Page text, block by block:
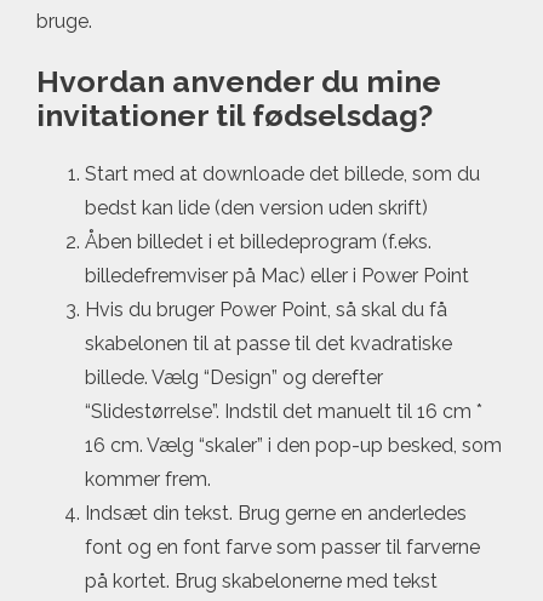
bruge.
Hvordan anvender du mine
invitationer til fødselsdag?
Start med at downloade det billede, som du
bedst kan lide (den version uden skrift)
Åben billedet i et billedeprogram (f.eks.
billedefremviser på Mac) eller i Power Point
Hvis du bruger Power Point, så skal du få
skabelonen til at passe til det kvadratiske
billede. Vælg “Design” og derefter
“Slidestørrelse”. Indstil det manuelt til 16 cm *
16 cm. Vælg “skaler” i den pop-up besked, som
kommer frem.
Indsæt din tekst. Brug gerne en anderledes
font og en font farve som passer til farverne
på kortet. Brug skabelonerne med tekst